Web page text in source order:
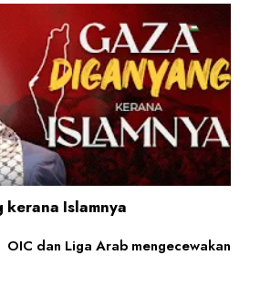
Islamnya
OIC dan Liga Arab mengecewakan